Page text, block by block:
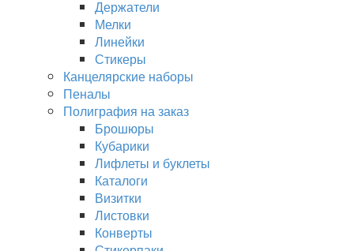
Держатели
Мелки
Линейки
Стикеры
Канцелярские наборы
Пеналы
Полиграфия на заказ
Брошюры
Кубарики
Лифлеты и буклеты
Каталоги
Визитки
Листовки
Конверты